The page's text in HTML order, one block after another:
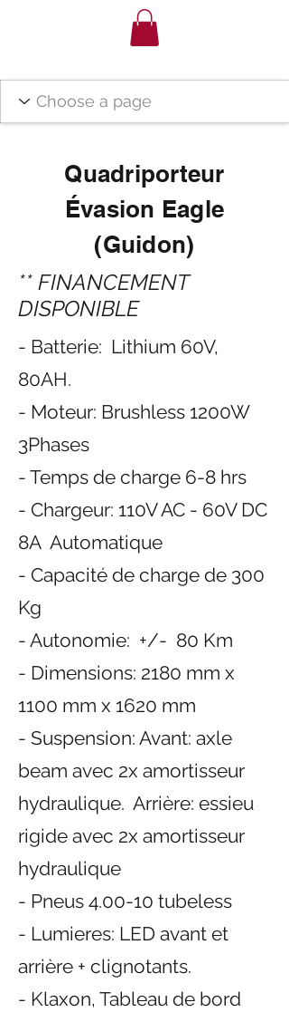
Quadriporteur
Évasion Eagle
(Guidon)
** FINANCEMENT
DISPONIBLE
- Batterie: Lithium 60V,
80AH.
- Moteur: Brushless 1200W
3Phases
- Temps de charge 6-8 hrs
- Chargeur: 110V AC - 60V DC
8A Automatique
- Capacité de charge de 300
Kg
- Autonomie: +/- 80 Km
- Dimensions: 2180 mm x
1100 mm x 1620 mm
- Suspension: Avant: axle
beam avec 2x amortisseur
hydraulique. Arrière: essieu
rigide avec 2x amortisseur
hydraulique
- Pneus 4.00-10 tubeless
- Lumieres: LED avant et
arrière + clignotants.
- Klaxon, Tableau de bord